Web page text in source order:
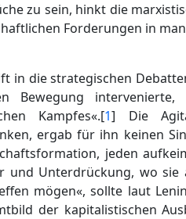
zu sein, hinkt die
Forderungen in
in die strategischen
Bewegung
Kampfes«.[1] Die
ergab für ihn keinen
jeden
und Unterdrückung, wo
mögen«, sollte laut
der kapitalistischen